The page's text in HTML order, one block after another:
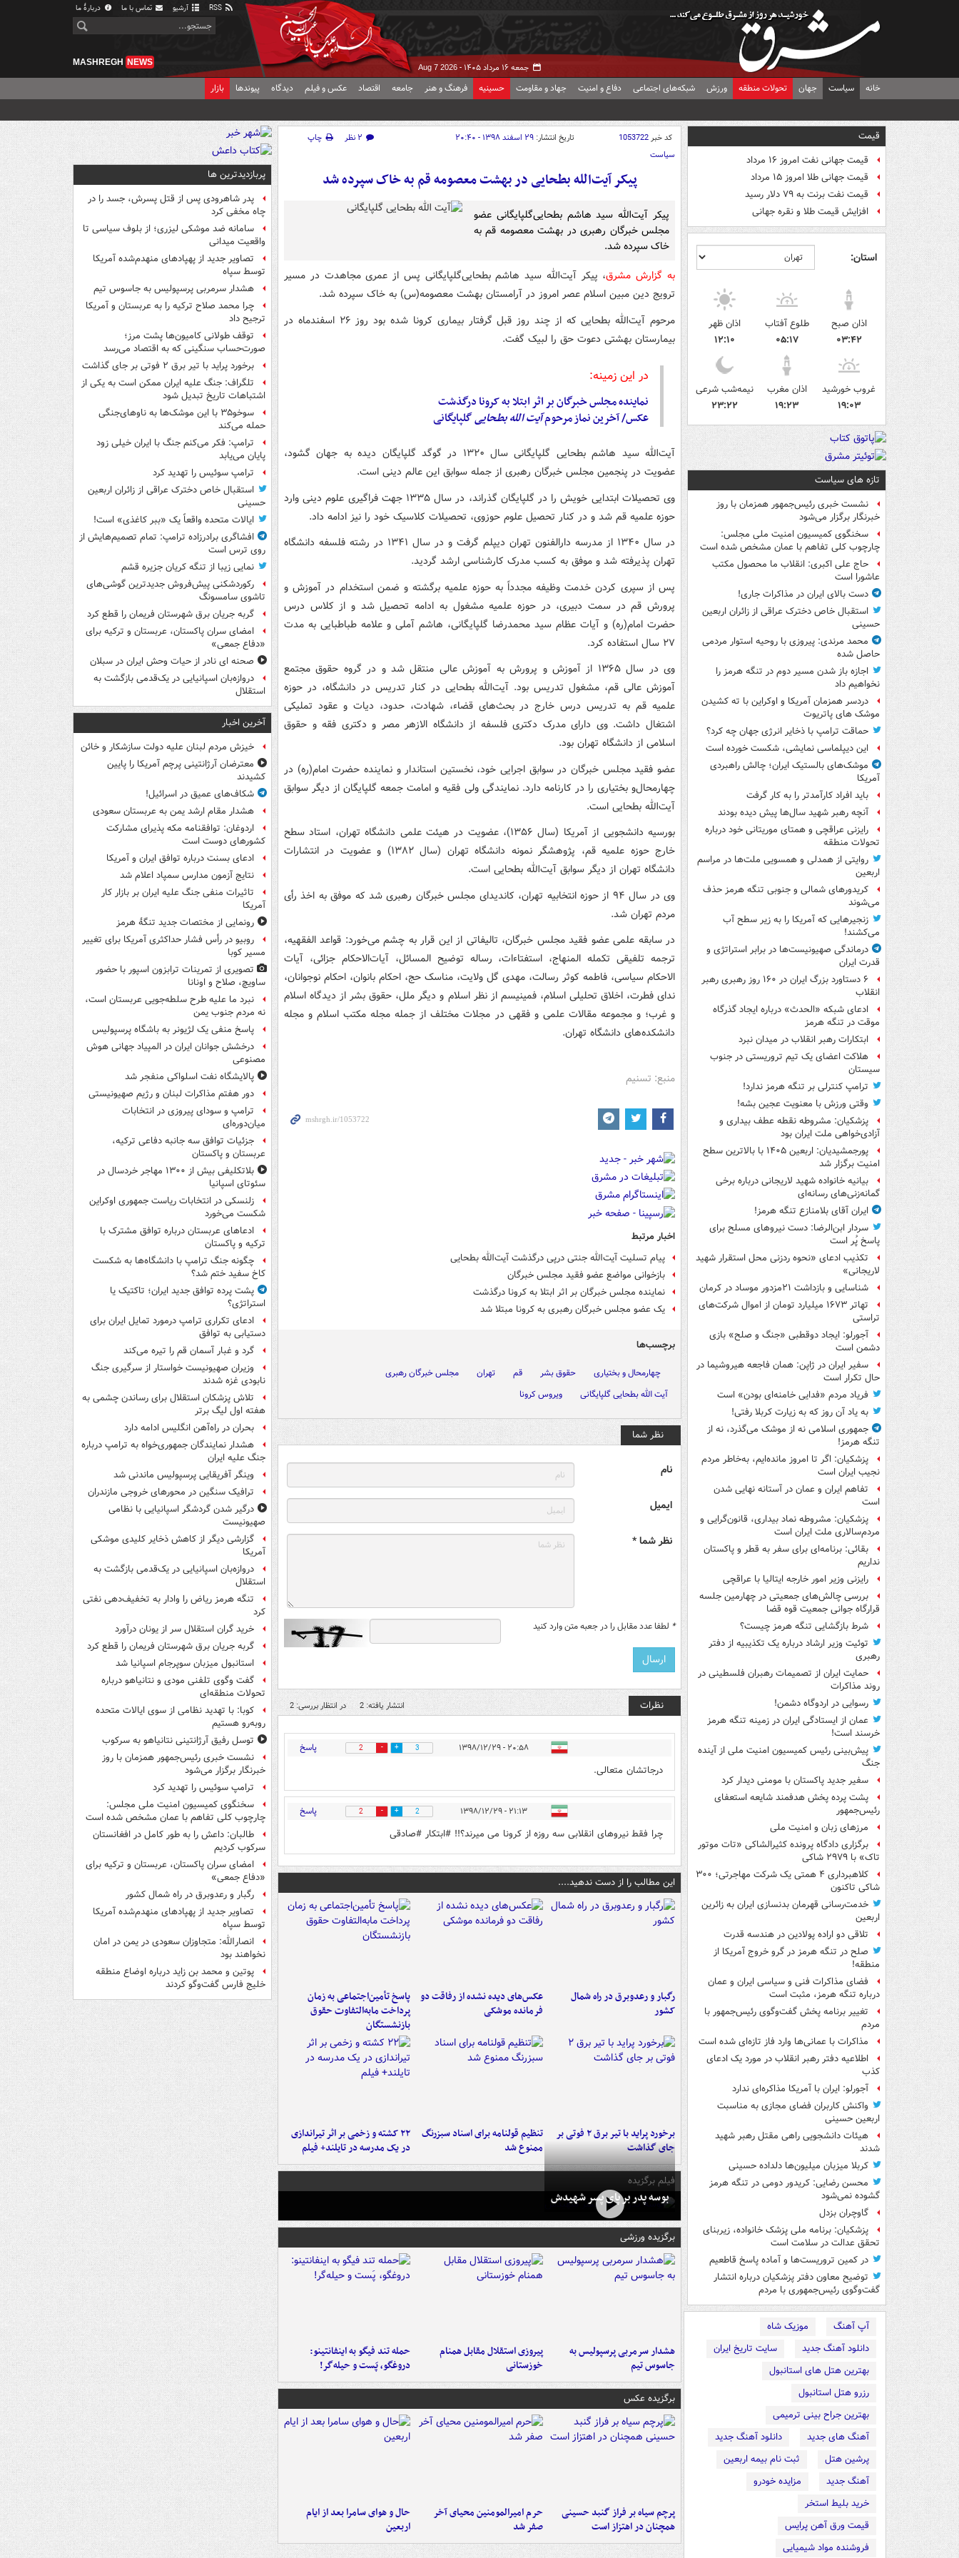
آرشیو تماس با ما دربارهٔ ما
جمعه ۱۶ مرداد ۱۴۰۵ - Aug 7 2026
MASHREGH NEWS
خانه سیاست جهان تحولات منطقه ورزش شبکه‌های اجتماعی دفاع و امنیت جهاد و مقاومت حسینیه فرهنگ و هنر جامعه اقتصاد عکس و فیلم دیدگاه پیوندها بازار
قیمت
قیمت جهانی نفت امروز ۱۶ مرداد
قیمت جهانی طلا امروز ۱۵ مرداد
قیمت نفت برنت به ۷۹ دلار رسید
افزایش قیمت طلا و نقره جهانی
استان:
اذان صبح
۰۳:۴۲
طلوع آفتاب
۰۵:۱۷
اذان ظهر
۱۲:۱۰
غروب خورشید
۱۹:۰۳
اذان مغرب
۱۹:۲۳
نیمه‌شب شرعی
۲۳:۲۲
تازه های سیاست
نشست خبری رئیس‌جمهور همزمان با روز
خبرنگار برگزار می‌شود
سخنگوی کمیسیون امنیت ملی مجلس:
چارچوب کلی تفاهم با عمان مشخص شده است
حاج علی اکبری: انقلاب ما محصول مکتب
عاشورا است
دست بالای ایران در مذاکرات جاری!
استقبال خاص دخترک عراقی از زائران اربعین
حسینی
محمد مرندی: پیروزی با روحیه استوار مردمی
حاصل شده
اجازه باز شدن مسیر دوم در تنگه هرمز را
نخواهیم داد
دردسر همزمان آمریکا و اوکراین با ته کشیدن
موشک های پاتریوت
حماقت ترامپ با ذخایر انرژی جهان چه کرد؟
این دیپلماسی نمایشی، شکست خورده است
موشک‌های بالستیک ایران؛ چالش راهبردی
آمریکا
باید افراد کارآمدتر را به کار گرفت
آنچه رهبر شهید سال‌ها پیش دیده بودند
رایزنی عراقچی و همتای موریتانی خود درباره
تحولات منطقه
روایتی از همدلی و همسویی ملت‌ها در مراسم
اربعین
کریدورهای شمالی و جنوبی تنگه هرمز حذف
می‌شوند
زنجیرهایی که آمریکا را به زیر سطح آب
می‌کشند!
درماندگی صهیونیست‌ها در برابر استراتژی و
قدرت ایران
۶ دستاورد بزرگ ایران در ۱۶۰ روز رهبری رهبر
انقلاب
ادعای شبکه «الحدث» درباره ایجاد گذرگاه
موقت در تنگه هرمز
ابتکارات رهبر انقلاب در میدان نبرد
هلاکت اعضای یک تیم تروریستی در جنوب
سیستان
ترامپ کنترلی بر تنگه هرمز ندارد!
وقتی ورزش با معنویت عجین بشه!
پزشکیان: مشروطه نقطه عطف بیداری و
آزادی‌خواهی ملت ایران بود
پورجمشیدیان: اربعین ۱۴۰۵ با بالاترین سطح
امنیت برگزار شد
بیانیه خانواده شهید لاریجانی درباره برخی
گمانه‌زنی‌های رسانه‌ای
ایران آقای بلامنازع تنگه هرمز!
سردار ابن‌الرضا: دست نیروهای مسلح برای
پاسخ پُر است
تکذیب ادعای «نحوه ردزنی محل استقرار شهید
لاریجانی»
شناسایی و بازداشت ۲۱مزدور موساد در کرمان
تهاتر ۱۶۷۳ میلیارد تومان از اموال شرکت‌های
تراستی
آجورلو: ایجاد دوقطبی «جنگ و صلح‌» بازی
دشمن است
سفیر ایران در ژاپن: همان فاجعه هیروشیما در
حال تکرار است
فریاد مردم «فدایی خامنه‌ای بودن» است
به یاد آن روز که به زیارت کربلا رفتی!
جمهوری اسلامی نه از موشک می‌گذرد، نه از
تنگه هرمز!
پزشکیان: اگر تا امروز مانده‌ایم، به‌خاطر مردم
نجیب ایران است
تفاهم ایران و عمان در آستانه نهایی شدن
است
پزشکیان: مشروطه نماد بیداری، قانون‌گرایی و
مردم‌سالاری ملت ایران است
بقائی: برنامه‌ای برای سفر به قطر و پاکستان
نداریم
رایزنی وزیر امور خارجه ایتالیا با عراقچی
بررسی چالش‌های جمعیتی در چهارمین جلسه
قرارگاه جوانی جمعیت قوه قضا
شرط بازگشایی تنگه هرمز چیست؟
توئیت وزیر ارشاد درباره یک تکذیبیه از دفتر
رهبری
حمایت ایران از تصمیمات رهبران فلسطینی در
روند مذاکرات
رسوایی در اردوگاه دشمن!
عمان از ایستادگی ایران در زمینه تنگه هرمز
خرسند است!
پیش‌بینی رئیس کمیسیون امنیت ملی از آینده
جنگ
سفیر جدید پاکستان با مومنی دیدار کرد
پشت پرده پخش هدفمند شایعه استعفای
رئیس‌جمهور
مرزهای زبان و امنیت ملی
برگزاری دادگاه پرونده کثیرالشاکی «تات موتور
تاک» با ۲۹۷۹ شاکی
کلاهبرداری ۴ همتی یک شرکت مهاجرتی؛ ۳۰۰
شاکی تاکنون
خدمت‌رسانی قهرمان بدنسازی ایران به زائرین
اربعین
تلاقی دو اراده پولادین در هندسه قدرت
صلح در تنگه هرمز در گرو خروج آمریکا از
منطقه!
فضای مذاکرات فنی و سیاسی ایران و عمان
درباره تنگه هرمز، مثبت است
تغییر برنامه پخش گفت‌وگوی رئیس‌جمهور با
مردم
مذاکرات با عمانی‌ها وارد فاز تازه‌ای شده است
اطلاعیه دفتر رهبر انقلاب در مورد یک ادعای
کذب
آجورلو: ایران با آمریکا مذاکره‌ای ندارد
واکنش کاربران فضای مجازی به مناسبت
اربعین حسینی
هیئات دانشجویی راهی مقتل رهبر شهید
شدند
کربلا میزبان میلیون‌ها دلداده حسینی
محسن رضایی: کریدور دومی در تنگه هرمز
گشوده نمی‌شود
گاوچران بزدل
پزشکیان: برنامه ملی پزشک خانواده، زیربنای
تحقق عدالت در سلامت است
در کمین تروریست‌ها و آماده پاسخ قاطعیم
توضیح معاون دفتر پزشکیان درباره انتشار
گفت‌وگوی رئیس‌جمهوری با مردم
آپ آهنگ
موزیک شاه
دانلود آهنگ جدید
سایت تاریخ ایران
بهترین هتل های استانبول
رزرو هتل استانبول
بهترین جراح بینی ترمیمی
آهنگ های جدید
دانلود آهنگ جدید
پرشین هتل
ثبت نام بیمه اربعین
آهنگ جدید
مزایده خودرو
خرید بلیط استخر
قیمت ورق آهن پرایس
فروشنده مواد شیمیایی
کد خبر1053722 تاریخ انتشار: ۲۹ اسفند ۱۳۹۸ - ۲۰:۴۰ ۲ نظر
چاپ
سیاست
پیکر آیت‌الله بطحایی در ‌بهشت معصومه قم‌ به خاک سپرده شد
پیکر آیت‌الله سید هاشم بطحایی‌گلپایگانی عضو
مجلس خبرگان رهبری در بهشت معصومه قم به
خاک سپرده شد.
به گزارش مشرق، پیکر آیت‌الله سید هاشم بطحایی‌گلپایگانی پس از عمری مجاهدت در مسیر
ترویج دین مبین اسلام عصر امروز در آرامستان بهشت معصومه(س) به خاک سپرده شد.
مرحوم آیت‌الله بطحایی که از چند روز قبل گرفتار بیماری کرونا شده بود روز ۲۶ اسفندماه در
بیمارستان بهشتی دعوت حق را لبیک گفت.
در این زمینه:
نماینده مجلس خبرگان بر اثر ابتلا به کرونا درگذشت
عکس/ آخرین نماز مرحومآیتاللهبطحاییگلپایگانی
آیت‌الله سید هاشم بطحایی گلپایگانی سال ۱۳۲۰ در گوگد گلپایگان دیده به جهان گشود،
عضویت در پنجمین مجلس خبرگان رهبری از جمله سوابق این عالم دینی است.
وی تحصیلات ابتدایی خویش را در گلپایگان گذراند، در سال ۱۳۳۵ جهت فراگیری علوم دینی وارد
حوزه علمیه قم شد و در کنار تحصیل علوم حوزوی، تحصیلات کلاسیک خود را نیز ادامه داد.
در سال ۱۳۴۰ از مدرسه دارالفنون تهران دیپلم گرفت و در سال ۱۳۴۱ در رشته فلسفه دانشگاه
تهران پذیرفته شد و موفق به کسب مدرک کارشناسی ‌ارشد گردید.
پس از سپری کردن خدمت وظیفه مجدداً به حوزه علمیه برگشته و ضمن استخدام در آموزش و
پرورش قم در سمت دبیری، در حوزه علمیه مشغول به ادامه تحصیل شد و از کلاس درس
حضرت امام(ره) و آیات عظام سید محمدرضا گلپایگانی، هاشم آملی و علامه طباطبایی به مدت
۲۷ سال استفاده کرد.
وی در سال ۱۳۶۵ از آموزش و پرورش به آموزش عالی منتقل شد و در گروه حقوق مجتمع
آموزش عالی قم، مشغول تدریس بود. آیت‌الله بطحایی در کنار تدریس در دانشگاه، در حوزه
علمیه قم به تدریس درس خارج در بحث‌های قضاء، شهادت، حدود، دیات و عقود تملیکی
‌اشتغال داشت. وی دارای مدرک دکتری فلسفه از دانشگاه الازهر مصر و دکتری فقه و حقوق
اسلامی از دانشگاه تهران بود.
عضو فقید مجلس خبرگان در سوابق اجرایی خود، نخستین استاندار و نماینده حضرت امام(ره) در
چهارمحال‌و بختیاری را در کارنامه دارد. نمایندگی ولی فقیه و امامت جمعه گلپایگان از دیگر سوابق
آیت‌الله بطحایی است.
بورسیه دانشجویی از آمریکا (سال ۱۳۵۶)، عضویت در هیئت علمی دانشگاه تهران، استاد سطح
خارج حوزه علمیه قم، پژوهشگر نمونه دانشگاه تهران (سال ۱۳۸۲) و عضویت در انتشارات
دانشگاه تهران از دیگر سوابق آیت‌الله بطحایی است.
وی در سال ۹۴ از حوزه انتخابیه تهران، کاندیدای مجلس خبرگان رهبری شد که موفق به اخذ رأی
مردم تهران شد.
در سابقه علمی عضو فقید مجلس خبرگان، تالیفاتی از این قرار به چشم می‌خورد: قواعد الفقهیه،
ترجمه تلفیقی تکمله المنهاج، استفتاءات، رساله توضیح المسائل، آیات‌الاحکام جزائی، آیات
الاحکام سیاسی، فاطمه کوثر رسالت، مهدی گل ولایت، مناسک حج، احکام بانوان، احکام نوجوانان،
ندای فطرت، اخلاق تحلیلی اسلام، فمینیسم از نظر اسلام و دیگر ملل، حقوق بشر از دیدگاه اسلام
و غرب؛ و مجموعه مقالات علمی و فقهی در مجلات مختلف از جمله مجله مکتب اسلام و مجله
دانشکده‌های دانشگاه تهران.
منبع: تسنیم
اخبار مرتبط
پیام تسلیت آیت‌الله جنتی درپی درگذشت آیت‌الله بطحایی
بازخوانی مواضع عضو فقید مجلس خبرگان
نماینده مجلس خبرگان بر اثر ابتلا به کرونا درگذشت
یک عضو مجلس خبرگان رهبری به کرونا مبتلا شد
برچسب‌ها
چهارمحال و بختیاری حقوق بشر قم تهران
مجلس خبرگان رهبری
آیت الله بطحایی گلپایگانی
ویروس کرونا
نظر شما
نام
ایمیل
نظر شما *
* لطفا عدد مقابل را در جعبه متن وارد کنید
نظرات انتشار یافته: 2 در انتظار بررسی: 2
۲۰:۵۸ - ۱۳۹۸/۱۲/۲۹ 3
2 پاسخ
درجاتشان متعالی.
۲۱:۱۳ - ۱۳۹۸/۱۲/۲۹ 2
2 پاسخ
چرا فقط نیروهای انقلابی سه روزه از کرونا می میرند؟!! #ابتکار #صادقی
این مطالب را از دست ندهید....
رگبار و رعدوبرق در راه شمال
کشور
عکس‌های دیده نشده از رفاقت دو
فرمانده‌ موشکی
پاسخ تأمین‌اجتماعی به زمان
پرداخت مابه‌التفاوت حقوق
بازنشستگان
برخورد پراید با تیر برق ۲ فوتی بر
جای گذاشت
تنظیم قولنامه برای اسناد سبزرنگ
ممنوع شد
۲۲ کشته و زخمی بر اثر تیراندازی
در یک مدرسه در تایلند+ فیلم
فیلم برگزیده
بوسه‌ پدر بر پای پسر شهیدش
برگزیده ورزشی
هشدار سرمربی پرسپولیس به
جاسوس تیم
پیروزی استقلال مقابل همنام
خوزستانی
حمله تند فیگو به اینفانتینو:
دروغگو، پَست‌ و حیله‌گر!
برگزیده عکس
پرچم سیاه بر فراز گنبد حسینی
همچنان در اهتزاز است
حرم امیرالمومنین محیای آخر
صفر شد
حال و هوای سامرا بعد از ایام
اربعین
پربازدیدترین ها
پدر شاهرودی پس از قتل پسرش، جسد را در
چاه مخفی کرد
سامانه ضد موشکی لیزری؛ از بلوف سیاسی تا
واقعیت میدانی
تصاویر جدید از پهپادهای منهدم‌شده آمریکا
توسط سپاه
هشدار سرمربی پرسپولیس به جاسوس تیم
چرا محمد صلاح ترکیه را به عربستان و آمریکا
ترجیح داد
توقف طولانی کامیون‌ها پشت مرز؛
صورت‌حساب سنگینی که به اقتصاد می‌رسد
برخورد پراید با تیر برق ۲ فوتی بر جای گذاشت
تلگراف: جنگ علیه ایران ممکن است به یکی از
اشتباهات تاریخ تبدیل شود
سوخو۳۵ با این موشک‌ها به ناوهای‌جنگی
حمله می‌کند
ترامپ: فکر می‌کنم جنگ با ایران خیلی زود
پایان می‌یابد
ترامپ سوئیس را تهدید کرد
استقبال خاص دخترک عراقی از زائران اربعین
حسینی
ایالات متحده واقعاً یک «ببر کاغذی» است!
افشاگری برادرزاده ترامپ: تمام تصمیم‌هایش از
روی ترس است
نمایی زیبا از تنگه کریان جزیره قشم
رکوردشکنی پیش‌فروش جدیدترین گوشی‌های
تاشوی سامسونگ
گربه جریان برق شهرستان فریمان را قطع کرد
امضای سران پاکستان، عربستان و ترکیه برای
«دفاع جمعی»
صحنه ای نادر از حیات وحش ایران در سبلان
دروازه‌بان اسپانیایی در یک‌قدمی بازگشت به
استقلال
آخرین اخبار
خیزش مردم لبنان علیه دولت سازشکار و خائن
معترضان آرژانتینی پرچم آمریکا را پایین
کشیدند
شکاف‌های عمیق در اسرائیل!
هشدار مقام ارشد یمن به عربستان سعودی
اردوغان: توافقنامه مکه پذیرای مشارکت
کشورهای دوست است
ادعای بسنت درباره توافق ایران و آمریکا
نتایج آزمون مدارس سمپاد اعلام شد
تاثیرات منفی جنگ علیه ایران بر بازار کار
آمریکا
رونمایی از مختصات جدید تنگۀ هرمز
روبیو در رأس فشار حداکثری آمریکا برای تغییر
مسیر کوبا
تصویری از تمرینات ترابزون اسپور با حضور
ساویچ، صلاح و اونانا
نبرد ما علیه طرح سلطه‌جویی عربستان است،
نه مردم جنوب یمن
پاسخ منفی یک لژیونر به باشگاه پرسپولیس
درخشش جوانان ایران در المپیاد جهانی هوش
مصنوعی
پالایشگاه نفت اسلواکی منفجر شد
دور هفتم مذاکرات لبنان و رژیم صهیونیستی
ترامپ و سودای پیروزی در انتخابات
میان‌دوره‌ای
جزئیات توافق سه جانبه دفاعی ترکیه،
عربستان و پاکستان
بلاتکلیفی بیش از ۱۳۰۰ مهاجر خردسال در
سئوتای اسپانیا
زلنسکی در انتخابات ریاست جمهوری اوکراین
شکست می‌خورد
ادعاهای عربستان درباره توافق مشترک با
ترکیه و پاکستان
چگونه جنگ ترامپ با دانشگاه‌ها به شکست
کاخ سفید ختم شد؟
پشت پرده توافق جدید ایران؛ تاکتیک یا
استراتژی؟
ادعای تکراری ترامپ درمورد تمایل ایران برای
دستیابی به توافق
گرد و غبار آسمان قم را تیره می‌کند
وزیران صهیونیست خواستار از سرگیری جنگ
نابودی غزه شدند
تلاش پزشکان استقلال برای رساندن چشمی به
هفته اول لیگ برتر
بحران در راه‌آهن انگلیس ادامه دارد
هشدار نمایندگان جمهوری‌خواه به ترامپ درباره
جنگ علیه ایران
وینگر آفریقایی پرسپولیس ماندنی شد
ترافیک سنگین در محورهای خروجی مازندران
درگیر شدن گردشگر اسپانیایی با نظامی
صهیونیست
گزارشی دیگر از کاهش ذخایر کلیدی موشکی
آمریکا
دروازه‌بان اسپانیایی در یک‌قدمی بازگشت به
استقلال
تنگه هرمز ریاض را وادار به تخفیف‌دهی نفتی
کرد
خرید گران استقلال سر از یونان درآورد
گربه جریان برق شهرستان فریمان را قطع کرد
استانبول میزبان سوپرجام اسپانیا شد
گفت وگوی تلفنی مودی و نتانیاهو درباره
تحولات منطقه‌ای
کوبا: با تهدید نظامی از سوی ایالات متحده
روبه‌رو هستیم
توسل رفیق آرژانتینی نتانیاهو به سرکوب
نشست خبری رئیس‌جمهور همزمان با روز
خبرنگار برگزار می‌شود
ترامپ سوئیس را تهدید کرد
سخنگوی کمیسیون امنیت ملی مجلس:
چارچوب کلی تفاهم با عمان مشخص شده است
طالبان: داعش را به طور کامل در افغانستان
سرکوب کردیم
امضای سران پاکستان، عربستان و ترکیه برای
«دفاع جمعی»
رگبار و رعدوبرق در راه شمال کشور
تصاویر جدید از پهپادهای منهدم‌شده آمریکا
توسط سپاه
انصارالله: متجاوزان سعودی در یمن در امان
نخواهند بود
پوتین و محمد بن زاید درباره اوضاع منطقه
خلیج فارس گفت‌وگو کردند